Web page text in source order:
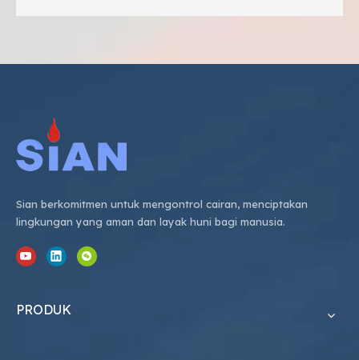
Sian berkomitmen untuk mengontrol cairan, menciptakan
lingkungan yang aman dan layak huni bagi manusia.
PRODUK